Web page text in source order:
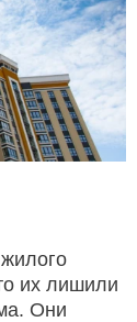
их лишили
Они